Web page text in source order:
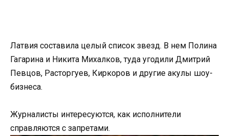
Латвия составила целый список звезд. В нем Полина
Гагарина и Никита Михалков, туда угодили Дмитрий
Певцов, Расторгуев, Киркоров и другие акулы шоу-
бизнеса.
Журналисты интересуются, как исполнители
справляются с запретами.